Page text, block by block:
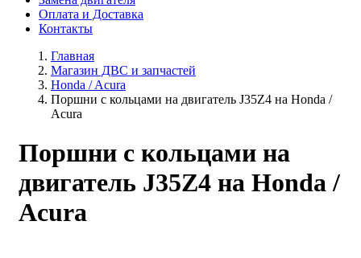
Оплата и Доставка
Контакты
Главная
Магазин ДВС и запчастей
Honda / Acura
Поршни с кольцами на двигатель J35Z4 на Honda /
Acura
Поршни с кольцами на
двигатель J35Z4 на Honda /
Acura